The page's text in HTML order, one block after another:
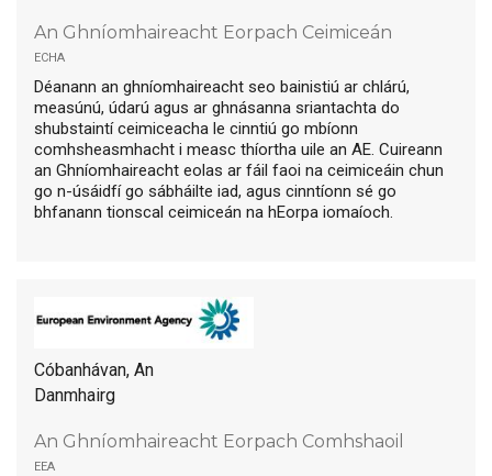
An Ghníomhaireacht Eorpach Ceimiceán
echa
Déanann an ghníomhaireacht seo bainistiú ar chlárú,
measúnú, údarú agus ar ghnásanna sriantachta do
shubstaintí ceimiceacha le cinntiú go mbíonn
comhsheasmhacht i measc thíortha uile an AE. Cuireann
an Ghníomhaireacht eolas ar fáil faoi na ceimiceáin chun
go n-úsáidfí go sábháilte iad, agus cinntíonn sé go
bhfanann tionscal ceimiceán na hEorpa iomaíoch.
Cóbanhávan, An
Danmhairg
An Ghníomhaireacht Eorpach Comhshaoil
eea